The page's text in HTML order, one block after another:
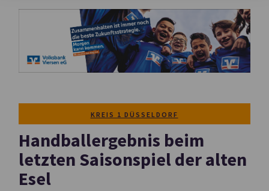
KREIS 1 DÜSSELDORF
Handballergebnis beim
letzten Saisonspiel der alten
Esel